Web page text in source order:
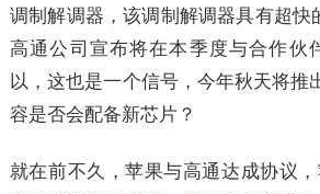
调制解调器，该调制解调器具有超快
高通公司宣布将在本季度与合作伙
以，这也是一个信号，今年秋天将推
容是否会配备新芯片？
就在前不久，苹果与高通达成协议